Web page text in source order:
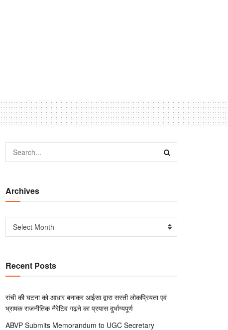
Archives
Select Month
Recent Posts
रांची की घटना को आधार बनाकर आईसा द्वारा सस्ती लोकप्रियता एवं
भ्रामक राजनीतिक नैरेटिव गढ़ने का प्रयास दुर्भाग्यपूर्ण
ABVP Submits Memorandum to UGC Secretary